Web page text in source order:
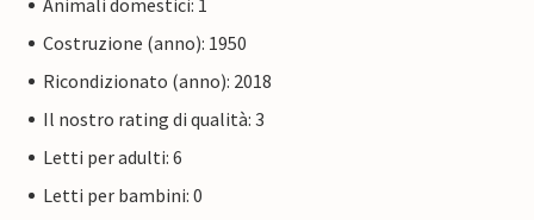
Animali domestici: 1
Costruzione (anno): 1950
Ricondizionato (anno): 2018
Il nostro rating di qualità: 3
Letti per adulti: 6
Letti per bambini: 0